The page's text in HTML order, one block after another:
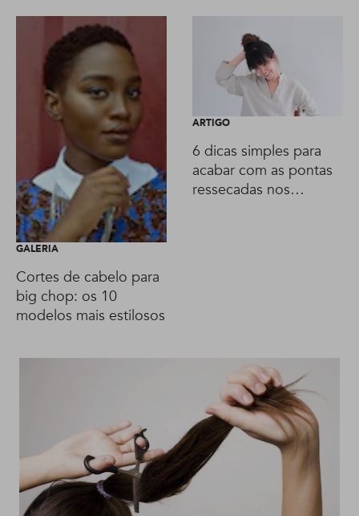
GALERIA
Cortes de cabelo para
big chop: os 10
modelos mais estilosos
ARTIGO
6 dicas simples para
acabar com as pontas
ressecadas nos